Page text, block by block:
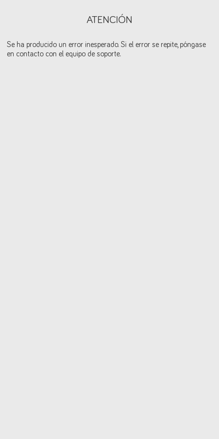
ATENCIÓN
Se ha producido un error inesperado. Si el error se repite, póngase
en contacto con el equipo de soporte.